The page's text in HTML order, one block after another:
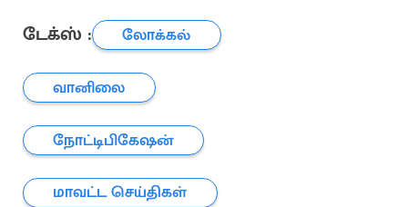
டேக்ஸ் :
லோக்கல்
வானிலை
நோட்டிபிகேஷன்
மாவட்ட செய்திகள்